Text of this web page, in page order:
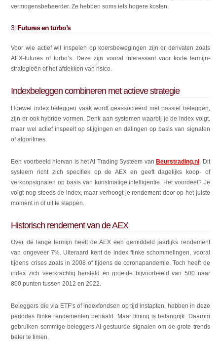
vermogensbeheerder. Ze hebben soms iets hogere kosten.
3. Futures en turbo’s
Voor wie actief wil inspelen op koersbewegingen zijn er derivaten zoals
AEX-futures of turbo’s. Deze zijn vooral interessant voor korte termijn-
strategieën of het afdekken van risico.
Indexbeleggen combineren met actieve strategie
Hoewel index beleggen vaak wordt geassocieerd met passief beleggen,
zijn er ook hybride vormen. Denk aan systemen waarbij je de index volgt,
maar wel actief inspeelt op stijgingen en dalingen op basis van signalen
of algoritmes.
Een voorbeeld hiervan is het AI Trading Systeem vanBeurstrading.nl. Dit
systeem richt zich specifiek op de AEX en geeft dagelijks koop- of
verkoopsignalen op basis van kunstmatige intelligentie. Het voordeel? Je
volgt nog steeds de index, maar verhoogt je rendement door op het juiste
moment in of uit te stappen.
Historisch rendement van de AEX
Over de lange termijn heeft de AEX een gemiddeld jaarlijks rendement
van ongeveer 7%. Uiteraard kent de index flinke schommelingen, vooral
tijdens crises zoals in 2008 of tijdens de coronapandemie. Toch heeft de
index zich veerkrachtig hersteld en groeide bijvoorbeeld van 500 naar
800 punten tussen 2012 en 2022.
Beleggers die via ETF’s of indexfondsen op tijd instapten, hebben in deze
periodes flinke rendementen behaald. Maar timing is belangrijk. Daarom
gebruiken sommige beleggers AI-gestuurde signalen om de grote trends
beter te timen.